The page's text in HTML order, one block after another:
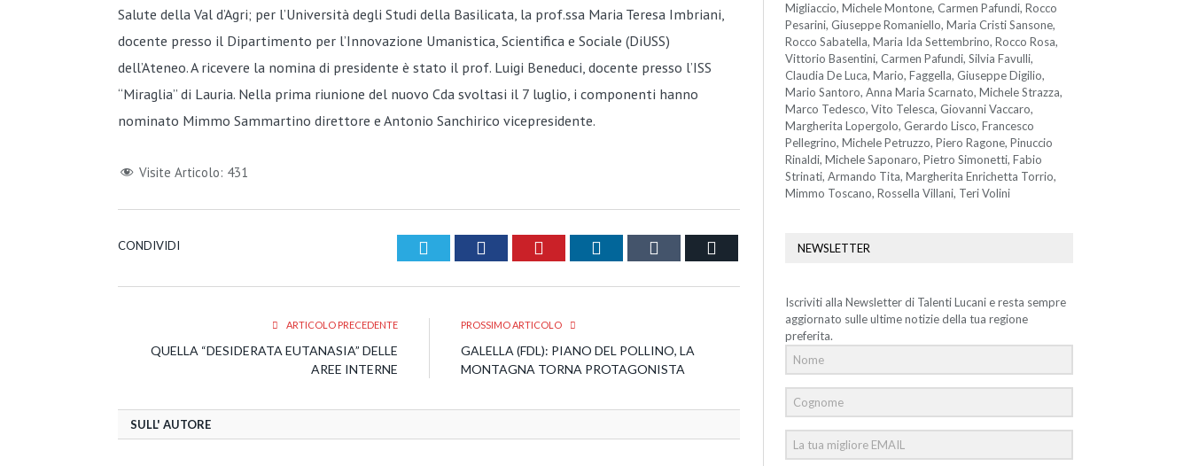
Salute della Val d’Agri; per l’Università degli Studi della Basilicata, la prof.ssa Maria Teresa Imbriani,
docente presso il Dipartimento per l’Innovazione Umanistica, Scientifica e Sociale (DiUSS)
dell’Ateneo. A ricevere la nomina di presidente è stato il prof. Luigi Beneduci, docente presso l’ISS
“Miraglia” di Lauria. Nella prima riunione del nuovo Cda svoltasi il 7 luglio, i componenti hanno
nominato Mimmo Sammartino direttore e Antonio Sanchirico vicepresidente.
Visite Articolo: 431
CONDIVIDI Twitter Facebook Pinterest LinkedIn Tumblr
ARTICOLO PRECEDENTE
QUELLA “DESIDERATA EUTANASIA” DELLE
AREE INTERNE
PROSSIMO ARTICOLO
GALELLA (FDL): PIANO DEL POLLINO, LA
MONTAGNA TORNA PROTAGONISTA
SULL' AUTORE
Migliaccio, Michele Montone, Carmen Pafundi, Rocco
Pesarini, Giuseppe Romaniello, Maria Cristi Sansone,
Rocco Sabatella, Maria Ida Settembrino, Rocco Rosa,
Vittorio Basentini, Carmen Pafundi, Silvia Favulli,
Claudia De Luca, Mario, Faggella, Giuseppe Digilio,
Mario Santoro, Anna Maria Scarnato, Michele Strazza,
Marco Tedesco, Vito Telesca, Giovanni Vaccaro,
Margherita Lopergolo, Gerardo Lisco, Francesco
Pellegrino, Michele Petruzzo, Piero Ragone, Pinuccio
Rinaldi, Michele Saponaro, Pietro Simonetti, Fabio
Strinati, Armando Tita, Margherita Enrichetta Torrio,
Mimmo Toscano, Rossella Villani, Teri Volini
NEWSLETTER
Iscriviti alla Newsletter di Talenti Lucani e resta sempre
aggiornato sulle ultime notizie della tua regione
preferita.